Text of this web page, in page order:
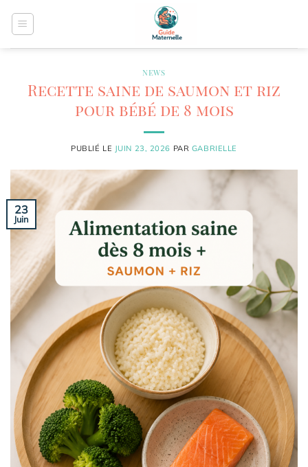
NEWS
Recette saine de saumon et riz
pour bébé de 8 mois
PUBLIÉ LE JUIN 23, 2026 PAR GABRIELLE
23
Juin